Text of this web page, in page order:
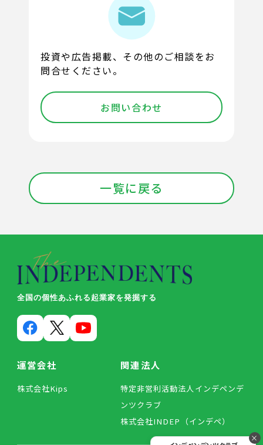
投資や広告掲載、その他のご相談をお
問合せください。
お問い合わせ
一覧に戻る
×
全国の個性あふれる起業家を発掘する
運営会社
株式会社Kips
関連法人
特定非営利活動法人インデペンデ
ンツクラブ
株式会社INDEP（インデペ）